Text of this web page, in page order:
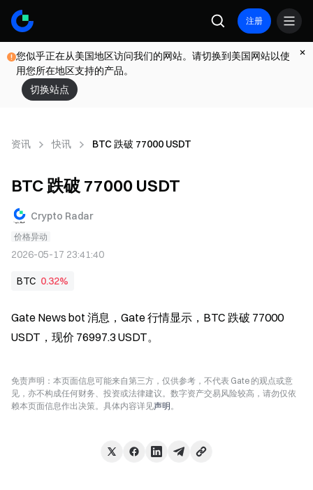
注册
您似乎正在从美国地区访问我们的网站。请切换到美国网站以使
用您所在地区支持的产品。
切换站点
资讯 快讯 BTC 跌破 77000 USDT
BTC 跌破 77000 USDT
Crypto Radar
价格异动
2026-05-17 23:41:40
BTC 0.32%
Gate News bot 消息，Gate 行情显示，BTC 跌破 77000
USDT，现价 76997.3 USDT。
免责声明：本页面信息可能来自第三方，仅供参考，不代表 Gate 的观点或意
见，亦不构成任何财务、投资或法律建议。数字资产交易风险较高，请勿仅依
赖本页面信息作出决策。具体内容详见声明。